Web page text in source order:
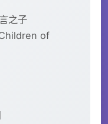
之子
of